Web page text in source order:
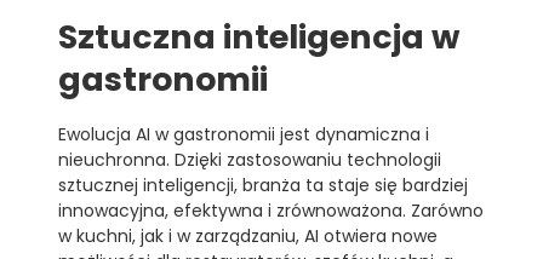
Sztuczna inteligencja w
gastronomii
Ewolucja AI w gastronomii jest dynamiczna i
nieuchronna. Dzięki zastosowaniu technologii
sztucznej inteligencji, branża ta staje się bardziej
innowacyjna, efektywna i zrównoważona. Zarówno
w kuchni, jak i w zarządzaniu, AI otwiera nowe